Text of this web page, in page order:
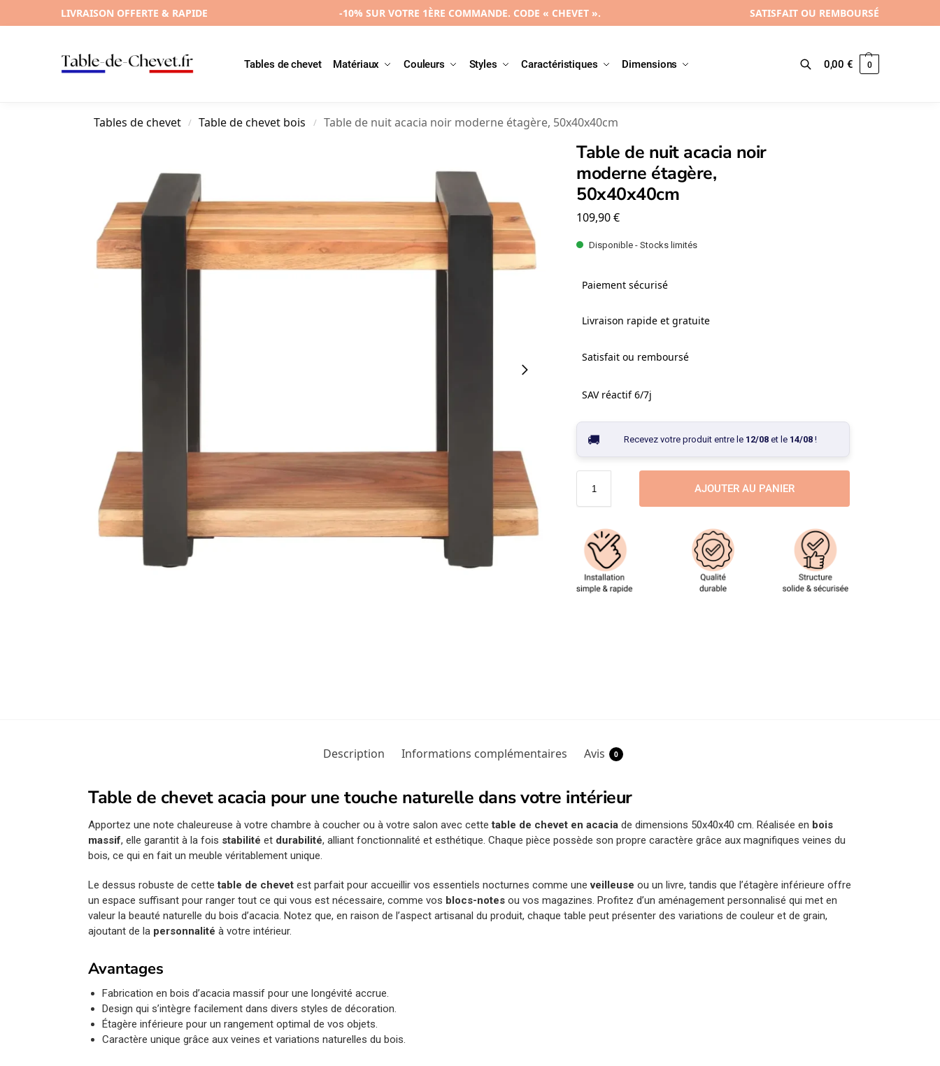
LIVRAISON OFFERTE & RAPIDE -10% SUR VOTRE 1ÈRE COMMANDE. CODE « CHEVET ». SATISFAIT OU REMBOURSÉ
Tables de chevet Matériaux Couleurs Styles Caractéristiques Dimensions
Recherche 0,00€ 0
Tables de chevet / Table de chevet bois / Table de nuit acacia noir moderne étagère, 50x40x40cm
Table de nuit acacia noir
moderne étagère,
50x40x40cm
109,90€
Disponible - Stocks limités
Paiement sécurisé
Livraison rapide et gratuite
Satisfait ou remboursé
SAV réactif 6/7j
Recevez votre produit entre le 12/08et le 14/08!
AJOUTER AU PANIER
Description Informations complémentaires Avis 0
Table de chevet acacia pour une touche naturelle dans votre intérieur
Apportez une note chaleureuse à votre chambre à coucher ou à votre salon avec cettetable de chevet en acacia de dimensions 50x40x40 cm. Réalisée en bois
massif, elle garantit à la fois stabilité et durabilité, alliant fonctionnalité et esthétique. Chaque pièce possède son propre caractère grâce aux magnifiques veines du
bois, ce qui en fait un meuble véritablement unique.
Le dessus robuste de cettetable de chevet est parfait pour accueillir vos essentiels nocturnes comme uneveilleuse ou un livre, tandis que l’étagère inférieure offre
un espace suffisant pour ranger tout ce qui vous est nécessaire, comme vos blocs-notes ou vos magazines. Profitez d’un aménagement personnalisé qui met en
valeur la beauté naturelle du bois d’acacia. Notez que, en raison de l’aspect artisanal du produit, chaque table peut présenter des variations de couleur et de grain,
ajoutant de la personnalité à votre intérieur.
Avantages
Fabrication en bois d’acacia massif pour une longévité accrue.
Design qui s’intègre facilement dans divers styles de décoration.
Étagère inférieure pour un rangement optimal de vos objets.
Caractère unique grâce aux veines et variations naturelles du bois.